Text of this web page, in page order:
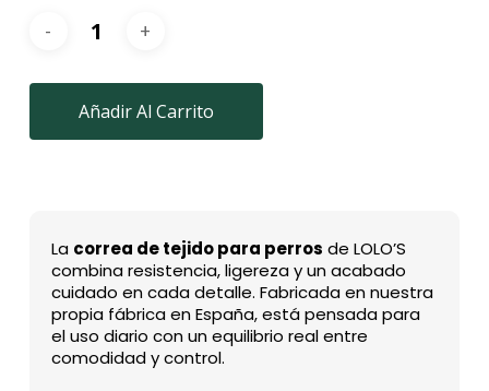
Añadir Al Carrito
La correa de tejido para perros de LOLO’S
combina resistencia, ligereza y un acabado
cuidado en cada detalle. Fabricada en nuestra
propia fábrica en España, está pensada para
el uso diario con un equilibrio real entre
comodidad y control.